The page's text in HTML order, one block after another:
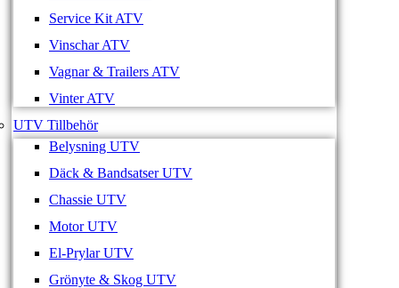
Service Kit ATV
Vinschar ATV
Vagnar & Trailers ATV
Vinter ATV
UTV Tillbehör
Belysning UTV
Däck & Bandsatser UTV
Chassie UTV
Motor UTV
El-Prylar UTV
Grönyte & Skog UTV